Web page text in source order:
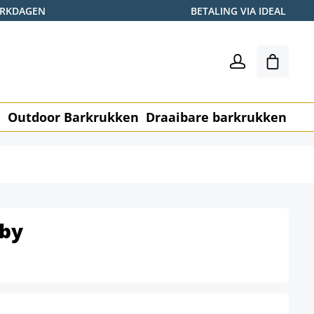
BETALING VIA IDEAL
Outdoor Barkrukken Draaibare barkrukken